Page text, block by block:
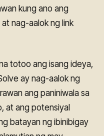
kung ano ang
nag-aalok ng link
totoo ang isang ideya,
ay nag-aalok ng
ang paniniwala sa
at ang potensiyal
batayan ng ibinibigay